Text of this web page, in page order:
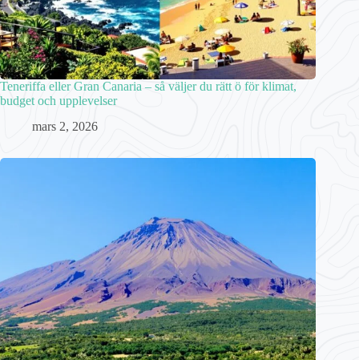
Teneriffa eller Gran Canaria – så väljer du rätt ö för klimat,
budget och upplevelser
mars 2, 2026